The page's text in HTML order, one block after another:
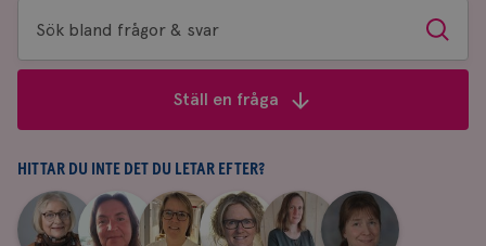
Sök
bland
&
svar
Sök
Ställ en fråga
HITTAR DU INTE DET DU LETAR EFTER?
Aina
|
Anne
Fredrika
|
Jeanette
|
Maria
|
Yvette